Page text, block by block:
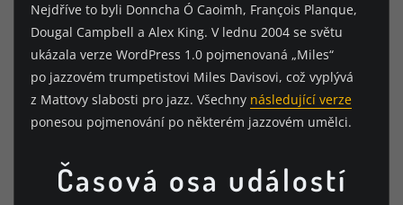
Nejdříve to byli Donncha Ó Caoimh, François Planque,
Dougal Campbell a Alex King. V lednu 2004 se světu
ukázala verze WordPress 1.0 pojmenovaná „Miles“
po jazzovém trumpetistovi Miles Davisovi, což vyplývá
z Mattovy slabosti pro jazz. Všechny následující verze
ponesou pojmenování po některém jazzovém umělci.
Časová osa událostí